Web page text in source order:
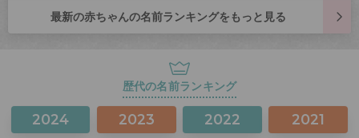
最新の赤ちゃんの名前ランキングをもっと見る
歴代の名前ランキング
2024 2023 2022 2021